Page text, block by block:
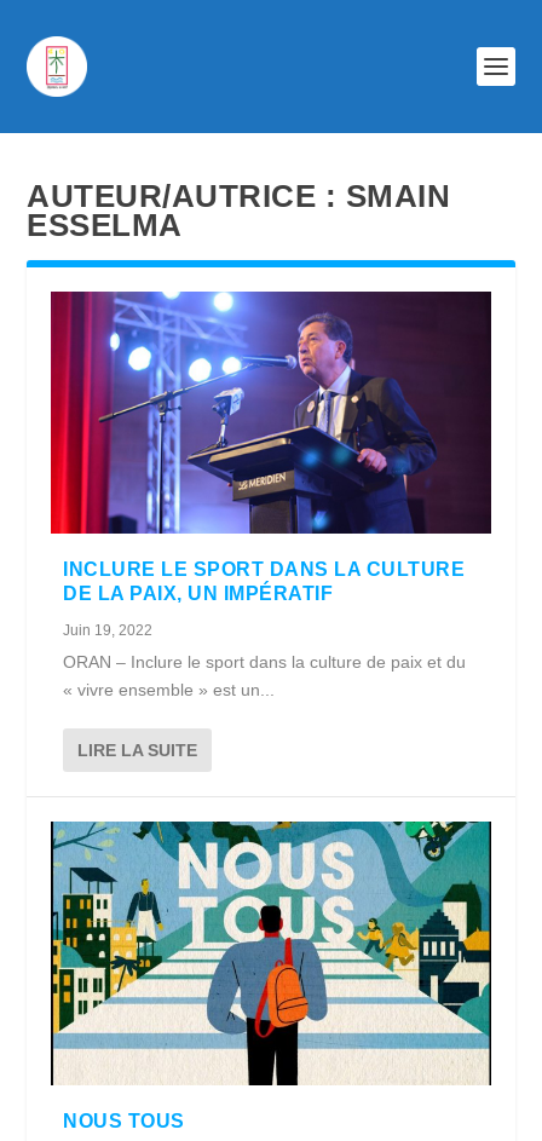
AUTEUR/AUTRICE : SMAIN
ESSELMA
INCLURE LE SPORT DANS LA CULTURE
DE LA PAIX, UN IMPÉRATIF
Juin 19, 2022
ORAN – Inclure le sport dans la culture de paix et du
« vivre ensemble » est un...
LIRE LA SUITE
NOUS TOUS